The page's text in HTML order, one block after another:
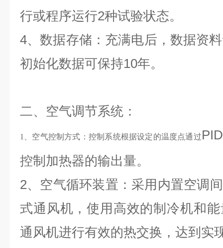
行或程序运行2种试验状态。
4、数据存储：充满电后，数据资
初始化数据可保持10年。
二、空气调节系统：
1、空气控制方式：控制系统根据设定的温度点通过
控制加热器的输出量。
2、空气循环装置：采用内置空调
式通风机，使用高效的制冷机和
通风机进行有效的热交换，达到实